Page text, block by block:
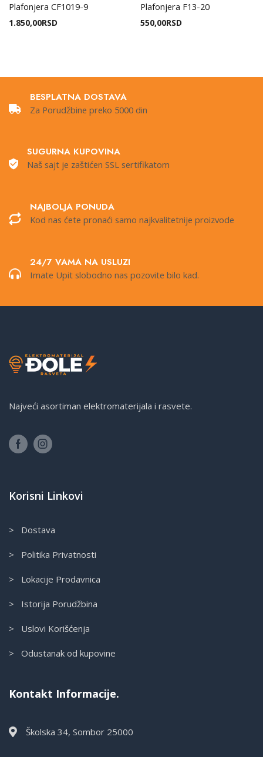
Plafonjera CF1019-9
1.850,00RSD
Plafonjera F13-20
550,00RSD
BESPLATNA DOSTAVA
Za Porudžbine preko 5000 din
SUGURNA KUPOVINA
Naš sajt je zaštićen SSL sertifikatom
NAJBOLJA PONUDA
Kod nas ćete pronaći samo najkvalitetnije proizvode
24/7 VAMA NA USLUZI
Imate Upit slobodno nas pozovite bilo kad.
Najveći asortiman elektromaterijala i rasvete.
Korisni Linkovi
> Dostava
> Politika Privatnosti
> Lokacije Prodavnica
> Istorija Porudžbina
> Uslovi Korišćenja
> Odustanak od kupovine
Kontakt Informacije.
Školska 34, Sombor 25000